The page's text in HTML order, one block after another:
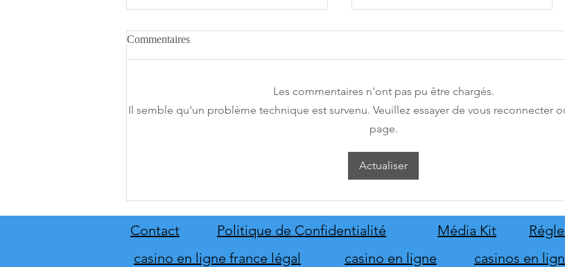
Rebrushed se mobilise pour son
Commentaires
Les commentaires n'ont pas pu être chargés.
Il semble qu'un problème technique est survenu. Veuillez essayer de vous reconnecter
page.
Actualiser
Contact Politique de Confidentialité Média Kit
casino en ligne france légal
casino en ligne
casinos en